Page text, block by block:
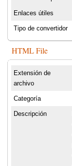
Enlaces útiles
Tipo de convertidor
HTML File
Extensión de
archivo
Categoría
Descripción